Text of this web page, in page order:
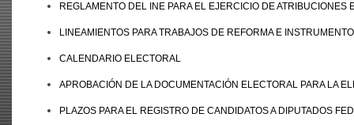
REGLAMENTO DEL INE PARA EL EJERCICIO DE ATRIBUCIONES
LINEAMIENTOS PARA TRABAJOS DE REFORMA E
CALENDARIO ELECTORAL
APROBACIÓN DE LA DOCUMENTACIÓN ELECTORAL PARA LA
PLAZOS PARA EL REGISTRO DE CANDIDATOS A DIPUTADOS